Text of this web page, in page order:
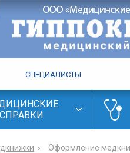
СПЕЦИАЛИСТЫ
СПРАВКИ
Оформление